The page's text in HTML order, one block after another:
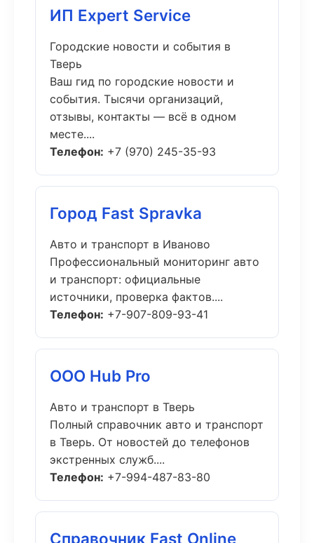
ИП Expert Service
Городские новости и события в
Тверь
Ваш гид по городские новости и
события. Тысячи организаций,
отзывы, контакты — всё в одном
месте....
Телефон: +7 (970) 245-35-93
Город Fast Spravka
Авто и транспорт в Иваново
Профессиональный мониторинг авто
и транспорт: официальные
источники, проверка фактов....
Телефон: +7-907-809-93-41
ООО Hub Pro
Авто и транспорт в Тверь
Полный справочник авто и транспорт
в Тверь. От новостей до телефонов
экстренных служб....
Телефон: +7-994-487-83-80
Справочник Fast Online